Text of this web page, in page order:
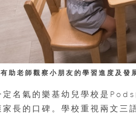
助老師觀察小朋友的學習進度及發
定名氣的樂基幼兒學校是
長的口碑。學校重視兩文三